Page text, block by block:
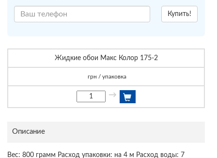
Купить!
Жидкие обои Макс Колор 175-2
грн / упаковка
→
Описание
Вес: 800 грамм Расход упаковки: на 4 м Расход воды: 7